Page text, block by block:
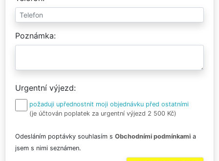
Poznámka
Urgentní výjezd
požaduji upřednostnit moji objednávku před ostatními
(je účtován poplatek za urgentní výjezd 2 500 Kč)
Odesláním poptávky souhlasím s Obchodními podmínkami a
jsem s nimi seznámen.